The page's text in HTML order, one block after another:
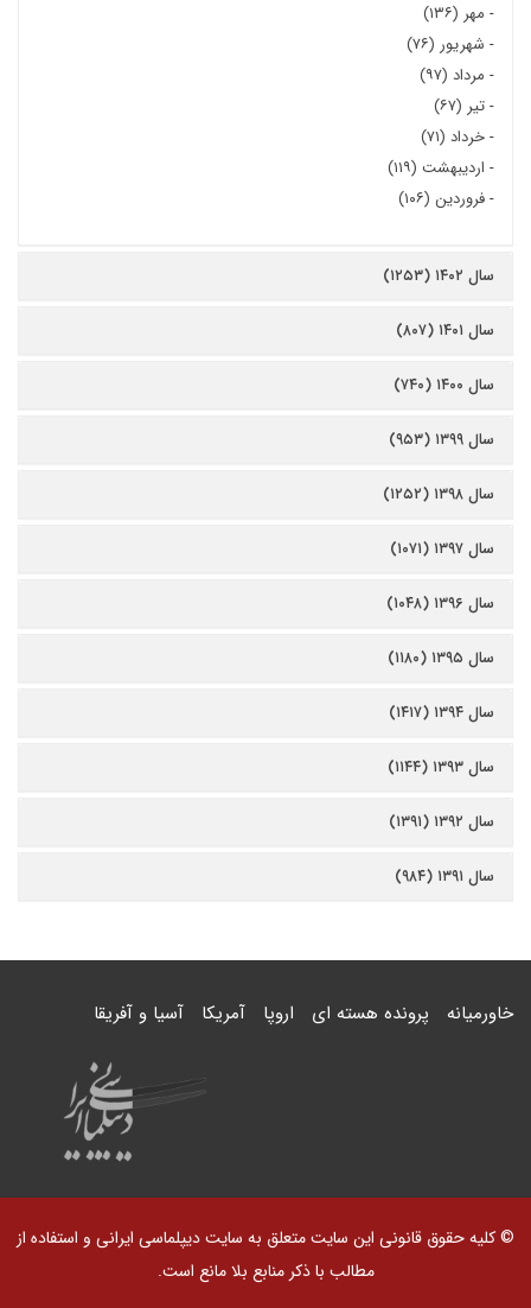
- مهر (۱۳۶)
- شهریور (۷۶)
- مرداد (۹۷)
-تیر (۶۷)
-خرداد (۷۱)
- اردیبهشت (۱۱۹)
-فروردین (۱۰۶)
سال ۱۴۰۲ (۱۲۵۳)
سال ۱۴۰۱ (۸۰۷)
سال ۱۴۰۰ (۷۴۰)
سال ۱۳۹۹ (۹۵۳)
سال ۱۳۹۸ (۱۲۵۲)
سال ۱۳۹۷ (۱۰۷۱)
سال ۱۳۹۶ (۱۰۴۸)
سال ۱۳۹۵ (۱۱۸۰)
سال ۱۳۹۴ (۱۴۱۷)
سال ۱۳۹۳ (۱۱۴۴)
سال ۱۳۹۲ (۱۳۹۱)
سال ۱۳۹۱ (۹۸۴)
خاورمیانه پرونده هسته ای اروپا آمریکا آسیا و آفریقا
© کلیه حقوق قانونی این سایت متعلق به سایت دیپلماسی ایرانی و استفاده از
مطالب با ذکر منابع بلا مانع است.